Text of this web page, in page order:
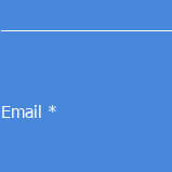
Email